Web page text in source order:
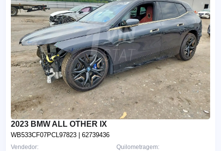
2023 BMW ALL OTHER IX
WB533CF07PCL97823 | 62739436
Quilometragem:
Vendedor: